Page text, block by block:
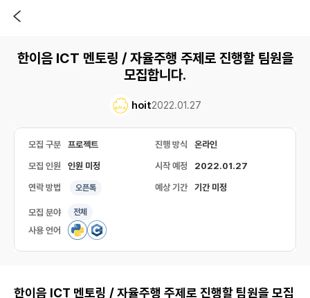
한이음 ICT 멘토링 / 자율주행 주제로 진행할 팀원을
모집합니다.
hoit2022.01.27
모집 구분 프로젝트 진행 방식 온라인
모집 인원 인원 미정 시작 예정 2022.01.27
연락 방법 오픈톡 예상 기간 기간 미정
모집 분야 전체
사용 언어
한이음 ICT 멘토링 / 자율주행 주제로 진행할 팀원을 모집